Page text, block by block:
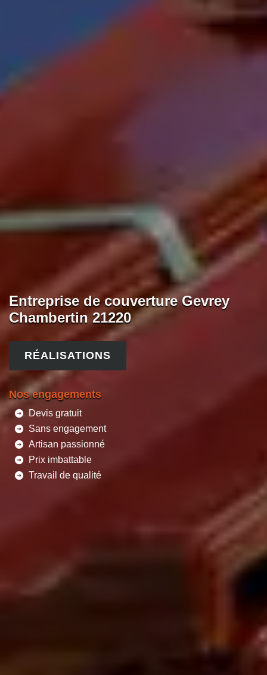
Entreprise de couverture Gevrey
Chambertin 21220
RÉALISATIONS
Nos engagements
Devis gratuit
Sans engagement
Artisan passionné
Prix imbattable
Travail de qualité